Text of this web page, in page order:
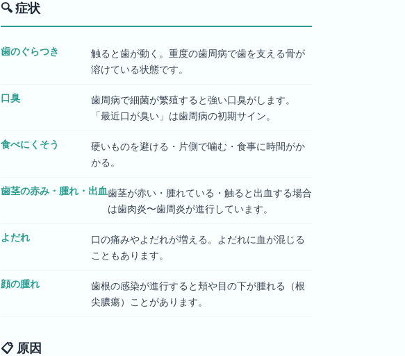
🔍症状
歯のぐらつき
触ると歯が動く。重度の歯周病で歯を支える骨が
溶けている状態です。
口臭
歯周病で細菌が繁殖すると強い口臭がします。
「最近口が臭い」は歯周病の初期サイン。
食べにくそう
硬いものを避ける・片側で噛む・食事に時間がか
かる。
歯茎の赤み・腫れ・出血歯茎が赤い・腫れている・触ると出血する場合
は歯肉炎〜歯周炎が進行しています。
よだれ
口の痛みやよだれが増える。よだれに血が混じる
こともあります。
顔の腫れ
歯根の感染が進行すると頬や目の下が腫れる（根
尖膿瘍）ことがあります。
📋 原因